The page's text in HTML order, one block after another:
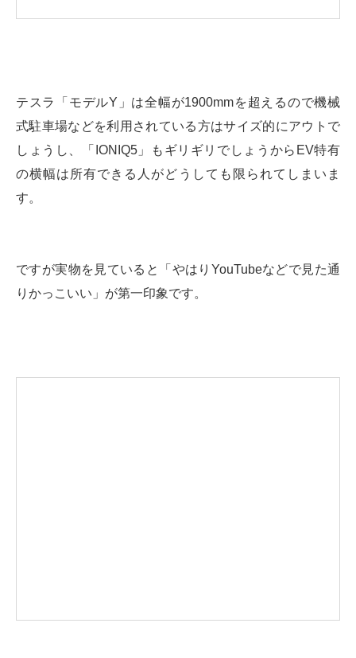
テスラ「モデルY」は全幅が1900mmを超えるので機械
式駐車場などを利用されている方はサイズ的にアウトで
しょうし、「IONIQ5」もギリギリでしょうからEV特有
の横幅は所有できる人がどうしても限られてしまいま
す。
ですが実物を見ていると「やはりYouTubeなどで見た通
りかっこいい」が第一印象です。